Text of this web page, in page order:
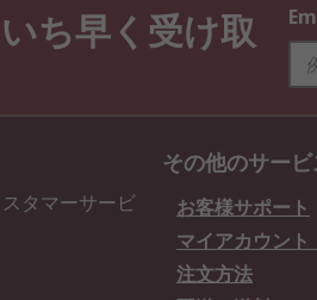
ち早く受け取
タマーサービ
その他のサービ
お客様サポート
マイアカウン
注文方法